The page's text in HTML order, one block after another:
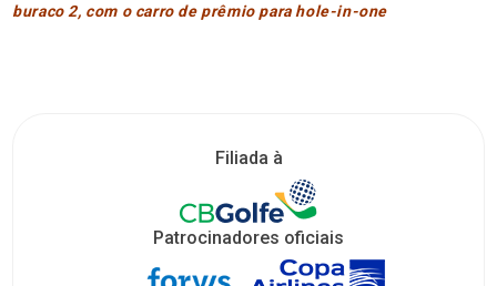
buraco 2, com o carro de prêmio para hole-in-one
Filiada à
Patrocinadores oficiais